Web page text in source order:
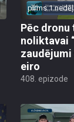
pirms 1
Pēc dronu
noliktavai
eiro
408. epizode